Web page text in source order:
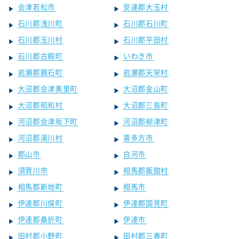
会津若松市
安達郡大玉村
石川郡浅川町
石川郡石川町
石川郡玉川村
石川郡平田村
石川郡古殿町
いわき市
岩瀬郡鏡石町
岩瀬郡天栄村
大沼郡会津美里町
大沼郡金山町
大沼郡昭和村
大沼郡三島町
河沼郡会津坂下町
河沼郡柳津町
河沼郡湯川村
喜多方市
郡山市
白河市
須賀川市
相馬郡飯舘村
相馬郡新地町
相馬市
伊達郡川俣町
伊達郡国見町
伊達郡桑折町
伊達市
田村郡小野町
田村郡三春町